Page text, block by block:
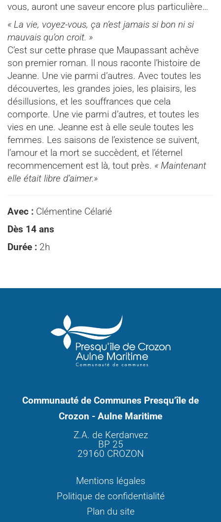
vous, auront une saveur encore plus particulière…
« La vie, voyez-vous, ça n’est jamais si bon ni si
mauvais qu’on croit. »
C’est sur cette phrase que Maupassant achève
son premier roman. Il nous raconte l’histoire de
Jeanne. Une vie parmi d’autres. Avec toutes les
découvertes, les grandes joies, les plaisirs, les
désillusions, et les souffrances que cela
comporte. Une vie parmi d’autres, et toutes les
vies en une. Jeanne est à elle seule toutes les
femmes. Les saisons de l’existence se suivent,
l’amour et la mort se succèdent, et l’éternel
recommencement est là, tout près. « Maintenant
elle était libre d’aimer.»
Avec : Clémentine Célarié
Dès 14 ans
Durée : 2h
Communauté de Communes Presqu’île de
Crozon - Aulne Maritime
Z.A. de Kerdanvez
BP 25
29160 CROZON
Mentions légales
Politique de confidentialité
Plan du site